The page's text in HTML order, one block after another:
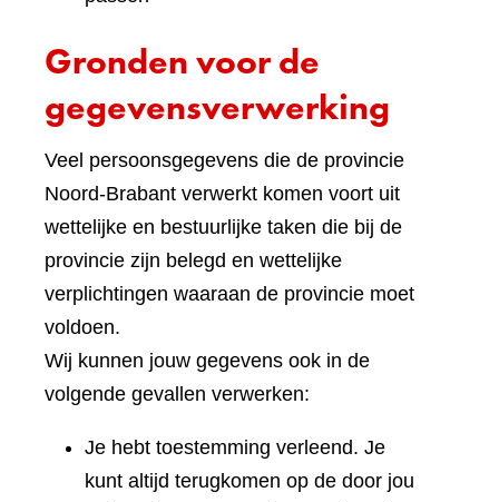
Gronden voor de
gegevensverwerking
Veel persoonsgegevens die de provincie
Noord-Brabant verwerkt komen voort uit
wettelijke en bestuurlijke taken die bij de
provincie zijn belegd en wettelijke
verplichtingen waaraan de provincie moet
voldoen.
Wij kunnen jouw gegevens ook in de
volgende gevallen verwerken:
Je hebt toestemming verleend. Je
kunt altijd terugkomen op de door jou